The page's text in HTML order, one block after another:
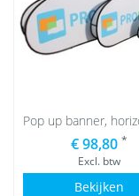
Pop up banner,
€ 98,80 *
Excl. btw
Bekijken